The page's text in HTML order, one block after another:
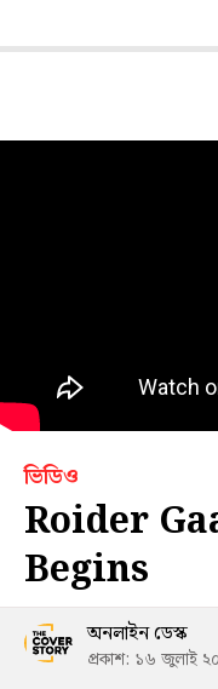
ভিডিও
Roider
Begins
অনলাইন ডেস্ক
প্রকাশ: ১৬ জুলাই